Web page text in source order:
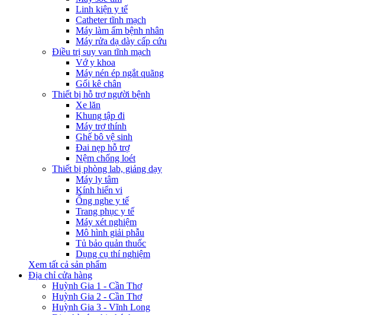
Linh kiện y tế
Catheter tĩnh mạch
Máy làm ấm bệnh nhân
Máy rửa dạ dày cấp cứu
Điều trị suy van tĩnh mạch
Vớ y khoa
Máy nén ép ngắt quãng
Gối kê chân
Thiết bị hỗ trợ người bệnh
Xe lăn
Khung tập đi
Máy trợ thính
Ghế bô vệ sinh
Đai nẹp hỗ trợ
Nệm chống loét
Thiết bị phòng lab, giảng dạy
Máy ly tâm
Kính hiển vi
Ống nghe y tế
Trang phục y tế
Máy xét nghiệm
Mô hình giải phẫu
Tủ bảo quản thuốc
Dụng cụ thí nghiệm
Xem tất cả sản phẩm
Địa chỉ cửa hàng
Huỳnh Gia 1 - Cần Thơ
Huỳnh Gia 2 - Cần Thơ
Huỳnh Gia 3 - Vĩnh Long